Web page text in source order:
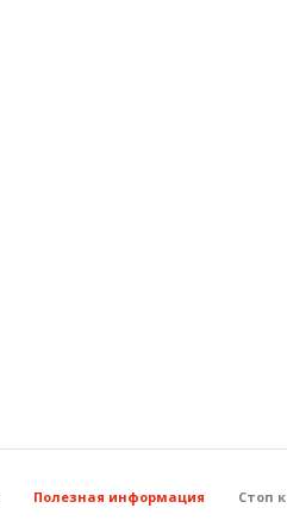
Полезная информация Стоп